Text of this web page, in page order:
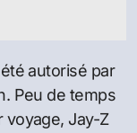
autorisé par
Peu de temps
voyage, Jay-Z